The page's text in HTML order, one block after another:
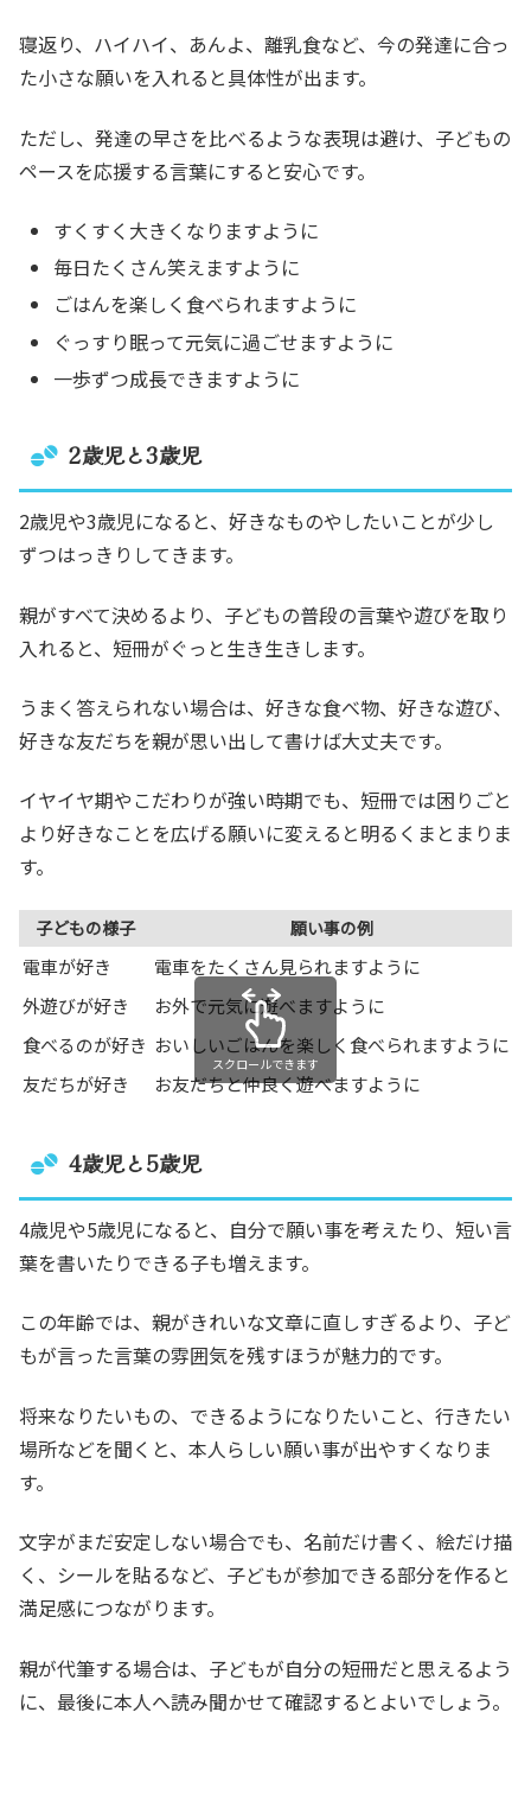
寝返り、ハイハイ、あんよ、離乳食など、今の発達に合っ
た小さな願いを入れると具体性が出ます。
ただし、発達の早さを比べるような表現は避け、子どもの
ペースを応援する言葉にすると安心です。
すくすく大きくなりますように
毎日たくさん笑えますように
ごはんを楽しく食べられますように
ぐっすり眠って元気に過ごせますように
一歩ずつ成長できますように
2歳児と3歳児
2歳児や3歳児になると、好きなものやしたいことが少し
ずつはっきりしてきます。
親がすべて決めるより、子どもの普段の言葉や遊びを取り
入れると、短冊がぐっと生き生きします。
うまく答えられない場合は、好きな食べ物、好きな遊び、
好きな友だちを親が思い出して書けば大丈夫です。
イヤイヤ期やこだわりが強い時期でも、短冊では困りごと
より好きなことを広げる願いに変えると明るくまとまりま
す。
子どもの様子 願い事の例
電車が好き 電車をたくさん見られますように
外遊びが好き
お外で元気に遊べますように
食べるのが好き おいしいごはんを楽しく食べられますように
友だちが好き
お友だちと仲良く遊べますように
スクロールできます
4歳児と5歳児
4歳児や5歳児になると、自分で願い事を考えたり、短い言
葉を書いたりできる子も増えます。
この年齢では、親がきれいな文章に直しすぎるより、子ど
もが言った言葉の雰囲気を残すほうが魅力的です。
将来なりたいもの、できるようになりたいこと、行きたい
場所などを聞くと、本人らしい願い事が出やすくなりま
す。
文字がまだ安定しない場合でも、名前だけ書く、絵だけ描
く、シールを貼るなど、子どもが参加できる部分を作ると
満足感につながります。
親が代筆する場合は、子どもが自分の短冊だと思えるよう
に、最後に本人へ読み聞かせて確認するとよいでしょう。